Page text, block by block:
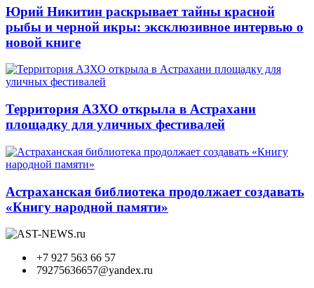
Юрий Никитин раскрывает тайны красной
рыбы и черной икры: эксклюзивное интервью о
новой книге
Территория АЗХО открыла в Астрахани
площадку для уличных фестивалей
Астраханская библиотека продолжает создавать
«Книгу народной памяти»
+7 927 563 66 57
79275636657@yandex.ru